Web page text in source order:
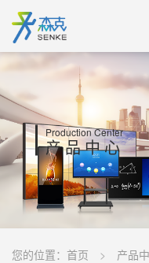
Production Center
产品中心
您的位置： 首页 产品